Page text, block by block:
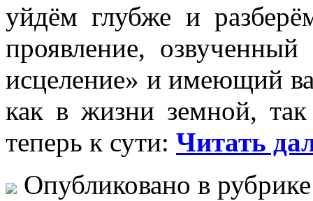
уйдём глубже и
проявление,
исцеление» и имеющий
как в жизни земной,
теперь к сути: Читать
Опубликовано в